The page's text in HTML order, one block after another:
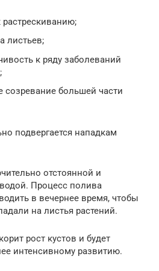
растрескиванию;
листьев;
к ряду заболеваний
созревание большей части
подвергается нападкам
отстоянной и
Процесс полива
в вечернее время, чтобы
на листья растений.
рост кустов и будет
интенсивному развитию.